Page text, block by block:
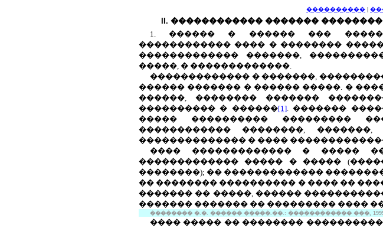
���������� |
II. ������������ �������
1. ������ � ������ ���
������������ ���� � ��������
������������� �������,
�����, � �������������.
������������� � �������,
������ ������� � ������ �����. �
������, �������� �������
���������� � ������[1]. �������
����� ���������� ���������
������������ ��������,
�������������� � ����
���� ������������� � �����
������������� ����� � �����
��������); �� �������������
�� �������� ���������� � ���� ��
������� �� �����, ������
������� ������� �� ��������� ����
�������� �.�. ������ �����.��.: ������������ ���, 1995.
���� ����� �� ��������